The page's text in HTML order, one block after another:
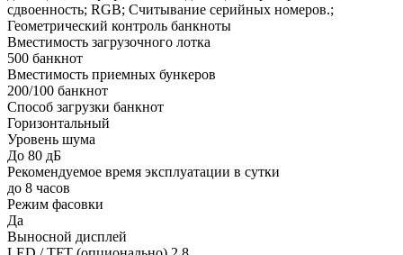
сдвоенность; RGB; Считывание серийных номеров.;
Геометрический контроль банкноты
Вместимость загрузочного лотка
500 банкнот
Вместимость приемных бункеров
200/100 банкнот
Способ загрузки банкнот
Горизонтальный
Уровень шума
До 80 дБ
Рекомендуемое время эксплуатации в сутки
до 8 часов
Режим фасовки
Да
Выносной дисплей